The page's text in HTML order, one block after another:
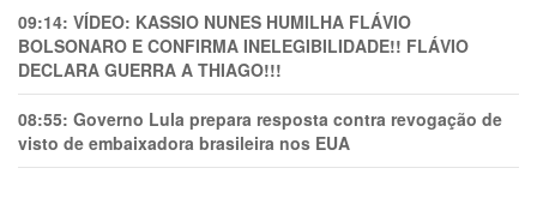
09:14: VÍDEO: KASSIO NUNES HUMlLHA FLÁVIO
BOLSONARO E CONFIRMA INELEGIBILIDADE!! FLÁVIO
DECLARA GUERRA A THIAGO!!!
08:55: Governo Lula prepara resposta contra revogação de
visto de embaixadora brasileira nos EUA